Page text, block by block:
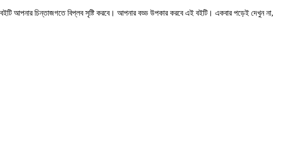
চিন্তাজগতে বিপ্লব সৃষ্টি করবে। আপনার বড্ড উপকার করবে এই বইটি। একবার পড়েই দেখুন না,